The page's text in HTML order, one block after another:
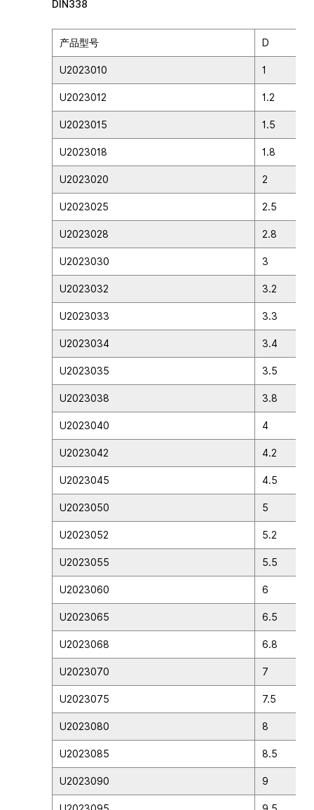
DIN338
产品型号 D
U2023010 1
U2023012 1.2
U2023015 1.5
U2023018 1.8
U2023020 2
U2023025 2.5
U2023028 2.8
U2023030 3
U2023032 3.2
U2023033 3.3
U2023034 3.4
U2023035 3.5
U2023038 3.8
U2023040 4
U2023042 4.2
U2023045 4.5
U2023050 5
U2023052 5.2
U2023055 5.5
U2023060 6
U2023065 6.5
U2023068 6.8
U2023070 7
U2023075 7.5
U2023080 8
U2023085 8.5
U2023090 9